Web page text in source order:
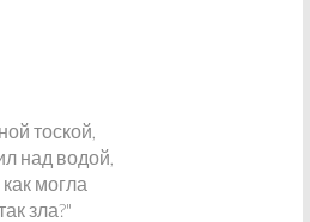
тоской,
над водой,
могла
зла?"